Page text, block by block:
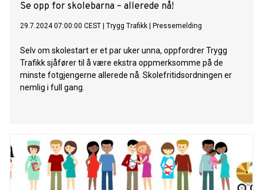
Se opp for skolebarna – allerede nå!
29.7.2024 07:00:00 CEST Trygg Trafikk Pressemelding
Selv om skolestart er et par uker unna, oppfordrer Trygg
Trafikk sjåfører til å være ekstra oppmerksomme på de
minste fotgjengerne allerede nå. Skolefritidsordningen er
nemlig i full gang.